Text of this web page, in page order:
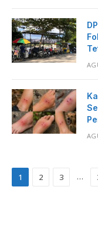
1 2 3 …